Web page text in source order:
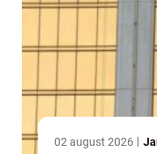
02 august 2026